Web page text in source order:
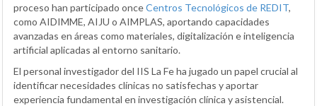
proceso han participado onceCentros Tecnológicos de REDIT,
como AIDIMME, AIJU o AIMPLAS, aportando capacidades
avanzadas en áreas como materiales, digitalización e inteligencia
artificial aplicadas al entorno sanitario.
El personal investigador del IIS La Fe ha jugado un papel crucial al
identificar necesidades clínicas no satisfechas y aportar
experiencia fundamental en investigación clínica y asistencial.